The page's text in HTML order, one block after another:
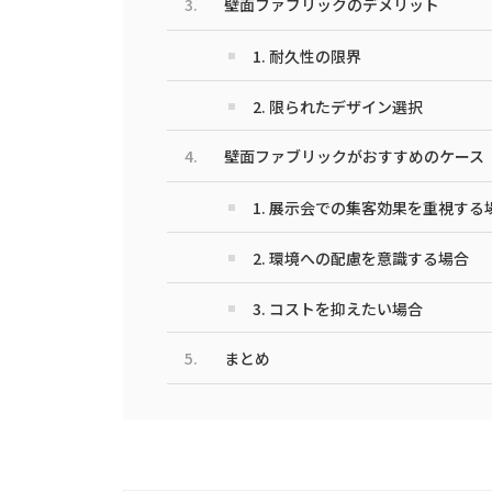
壁面ファブリックのデメリット
1. 耐久性の限界
2. 限られたデザイン選択
壁面ファブリックがおすすめのケース
1. 展示会での集客効果を重視する
2. 環境への配慮を意識する場合
3. コストを抑えたい場合
まとめ